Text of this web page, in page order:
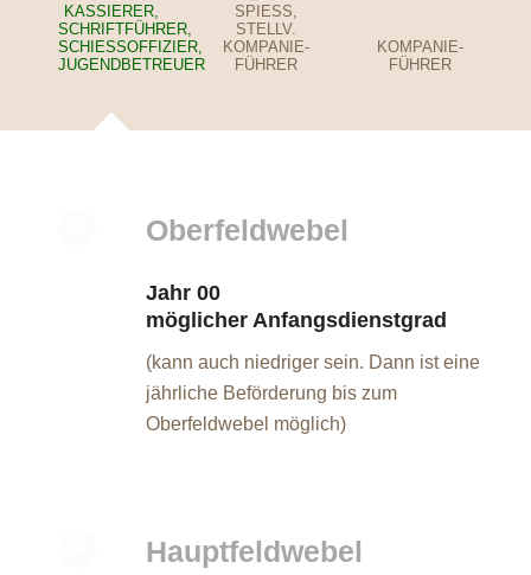
KASSIERER,
SCHRIFTFÜHRER,
SCHIESSOFFIZIER, J
UGENDBETREUER
SPIESS, S
TELLV. K
OMPANIE-F
ÜHRER
KOMPANIE-
FÜHRER
Oberfeldwebel
Jahr 00
möglicher Anfangsdienstgrad
(kann auch niedriger sein. Dann ist eine
jährliche Beförderung bis zum
Oberfeldwebel möglich)
Hauptfeldwebel